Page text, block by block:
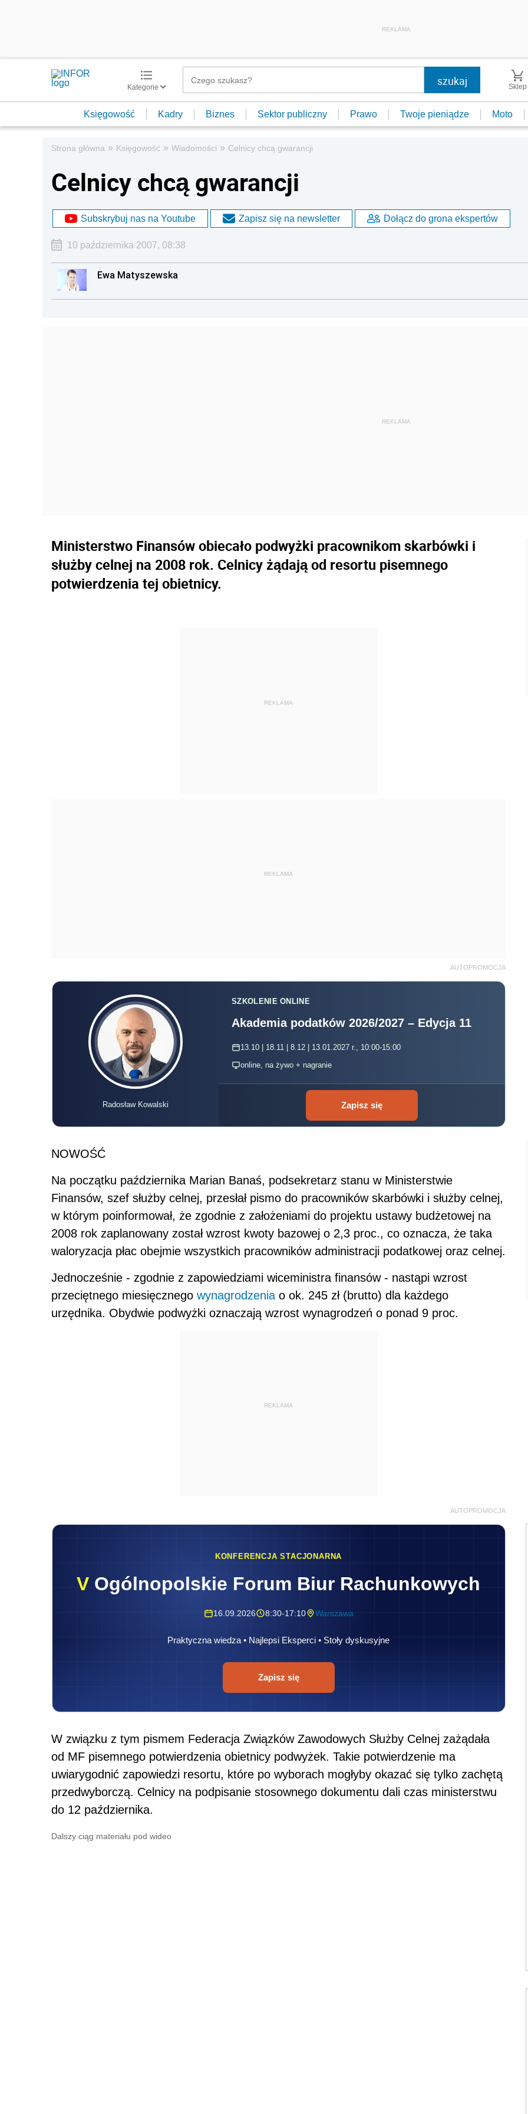
REKLAMA
Kategorie Sklep
Księgowość Kadry Biznes Sektor publiczny Prawo Twoje pieniądze Moto
Strona główna » Księgowość » Wiadomości » Celnicy chcą gwarancji
Celnicy chcą gwarancji
Subskrybuj nas na Youtube Zapisz się na newsletter Dołącz do grona ekspertów
10 października 2007, 08:38
Ewa Matyszewska
Ministerstwo Finansów obiecało podwyżki pracownikom skarbówki i
służby celnej na 2008 rok. Celnicy żądają od resortu pisemnego
potwierdzenia tej obietnicy.
REKLAMA
REKLAMA
AUTOPROMOCJA
Radosław Kowalski
SZKOLENIE ONLINE
Akademia podatków 2026/2027 – Edycja 11
13.10 | 18.11 | 8.12 | 13.01.2027 r., 10:00-15:00
online, na żywo + nagranie
Zapisz się
NOWOŚĆ
Na początku października Marian Banaś, podsekretarz stanu w Ministerstwie
Finansów, szef służby celnej, przesłał pismo do pracowników skarbówki i służby celnej,
w którym poinformował, że zgodnie z założeniami do projektu ustawy budżetowej na
2008 rok zaplanowany został wzrost kwoty bazowej o 2,3 proc., co oznacza, że taka
waloryzacja płac obejmie wszystkich pracowników administracji podatkowej oraz celnej.
Jednocześnie - zgodnie z zapowiedziami wiceministra finansów - nastąpi wzrost
przeciętnego miesięcznego wynagrodzenia o ok. 245 zł (brutto) dla każdego
urzędnika. Obydwie podwyżki oznaczają wzrost wynagrodzeń o ponad 9 proc.
REKLAMA
AUTOPROMOCJA
KONFERENCJA STACJONARNA
V Ogólnopolskie Forum Biur Rachunkowych
16.09.2026 8:30-17:10 Warszawa
Praktyczna wiedza • Najlepsi Eksperci • Stoły dyskusyjne
Zapisz się
W związku z tym pismem Federacja Związków Zawodowych Służby Celnej zażądała
od MF pisemnego potwierdzenia obietnicy podwyżek. Takie potwierdzenie ma
uwiarygodnić zapowiedzi resortu, które po wyborach mogłyby okazać się tylko zachętą
przedwyborczą. Celnicy na podpisanie stosownego dokumentu dali czas ministerstwu
do 12 października.
Dalszy ciąg materiału pod wideo